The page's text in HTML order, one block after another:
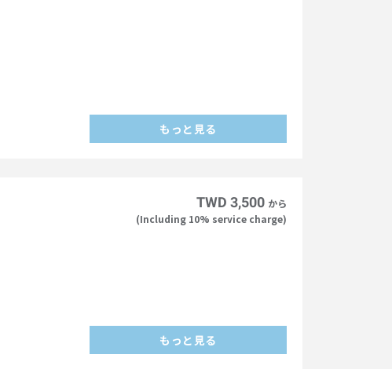
もっと見る
TWD 3,500 から
(Including 10% service charge)
もっと見る